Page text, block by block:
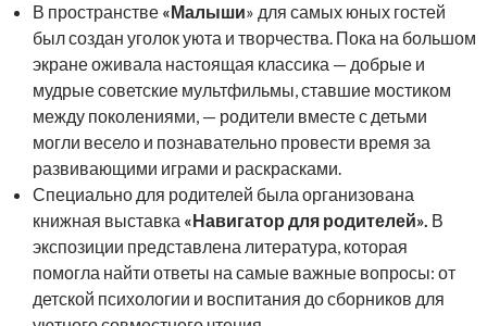
В пространстве «Малыши» для самых юных гостей
был создан уголок уюта и творчества. Пока на большом
экране оживала настоящая классика — добрые и
мудрые советские мультфильмы, ставшие мостиком
между поколениями, — родители вместе с детьми
могли весело и познавательно провести время за
развивающими играми и раскрасками.
Специально для родителей была организована
книжная выставка «Навигатор для родителей». В
экспозиции представлена литература, которая
помогла найти ответы на самые важные вопросы: от
детской психологии и воспитания до сборников для